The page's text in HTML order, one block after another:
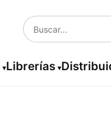
Librerías